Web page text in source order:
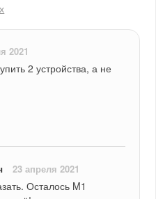
2021
2 устройства, а не
23 апреля 2021
Осталось M1